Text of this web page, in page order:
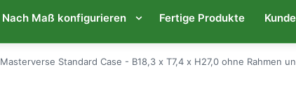
Nach Maß konfigurieren Fertige Produkte
Masterverse Standard Case - B18,3 x T7,4 x H27,0 ohne Rahmen